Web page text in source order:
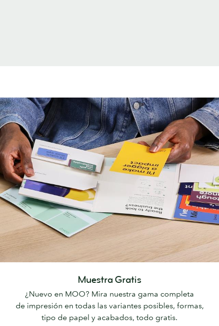
Muestra Gratis
¿Nuevo en MOO? Mira nuestra gama completa
de impresión en todas las variantes posibles, formas,
tipo de papel y acabados, todo gratis.